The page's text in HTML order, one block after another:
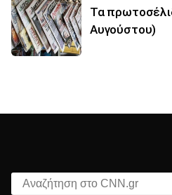
Τα
Αυγούστου)
Αναζήτηση στο CNN.gr